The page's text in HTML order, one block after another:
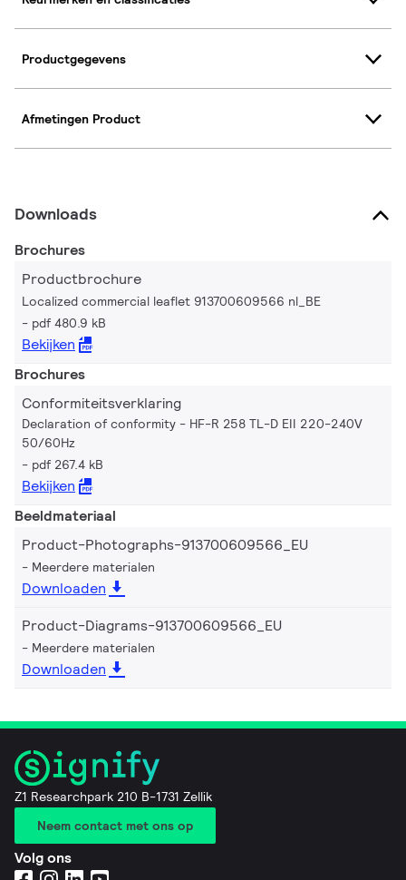
Productgegevens
Afmetingen Product
Downloads
Brochures
Productbrochure
Localized commercial leaflet 913700609566 nl_BE
pdf 480.9 kB
Bekijken
Brochures
Conformiteitsverklaring
Declaration of conformity - HF-R 258 TL-D EII 220-240V
50/60Hz
pdf 267.4 kB
Bekijken
Beeldmateriaal
Product-Photographs-913700609566_EU
Meerdere materialen
Downloaden
Product-Diagrams-913700609566_EU
Meerdere materialen
Downloaden
Z1 Researchpark 210 B-1731 Zellik
Neem contact met ons op
Volg ons